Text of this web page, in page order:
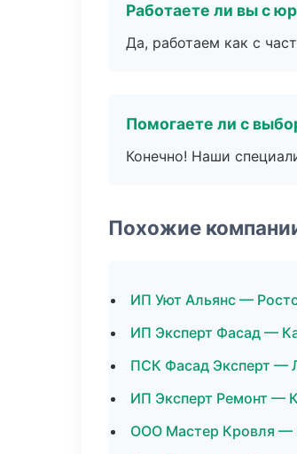
Работаете ли вы с
Да, работаем как с
Помогаете ли с
Конечно! Наши
Похожие
ИП Уют Альянс —
ИП Эксперт Фасад —
ПСК Фасад Эксперт —
ИП Эксперт Ремонт —
ООО Мастер Кровля —